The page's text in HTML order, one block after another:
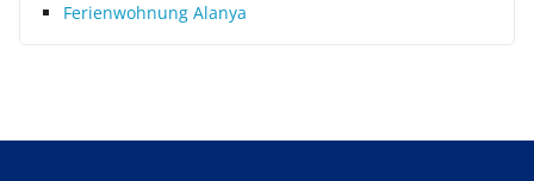
Ferienwohnung Alanya